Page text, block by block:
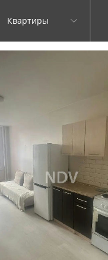
Квартиры